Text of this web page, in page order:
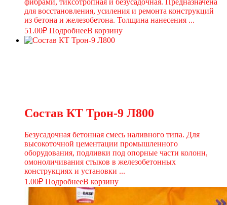
фибрами, тиксотропная и безусадочная. Предназначена
для восстановления, усиления и ремонта конструкций
из бетона и железобетона. Толщина нанесения ...
51.00₽ ПодробнееВ корзину
Состав КТ Трон-9 Л800
Безусадочная бетонная смесь наливного типа. Для
высокоточной цементации промышленного
оборудования, подливки под опорные части колонн,
омоноличивания стыков в железобетонных
конструкциях и установки ...
1.00₽ ПодробнееВ корзину